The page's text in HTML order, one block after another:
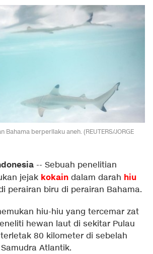
Bahama berperilaku aneh. (REUTERS/JORGE
-- Sebuah penelitian
jejak kokain dalam darah hiu
perairan biru di perairan Bahama.
hiu-hiu yang tercemar zat
hewan laut di sekitar Pulau
80 kilometer di sebelah
Atlantik.